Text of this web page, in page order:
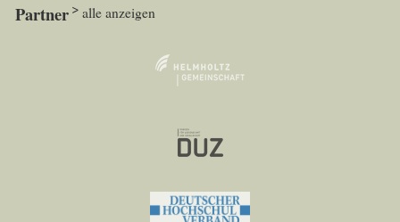
Partner alle anzeigen